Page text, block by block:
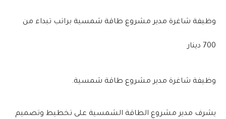
وظيفة شاغرة مدير مشروع طاقة شمسية براتب تبداء من
700 دينار
وظيفة شاغرة مدير مشروع طاقة شمسية.
يشرف مدير مشروع الطاقة الشمسية على تخطيط وتصميم